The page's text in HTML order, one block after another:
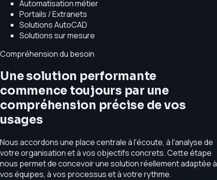
Automatisation métier
Portails / Extranets
Solutions AutoCAD
Solutions sur mesure
Compréhension du besoin
Une solution performante
commence toujours par une
compréhension précise de vos
usages
Nous accordons une place centrale à l'écoute, à l'analyse de
votre organisation et à vos objectifs concrets. Cette étape
nous permet de concevoir une solution réellement adaptée à
vos équipes, à vos processus et à votre rythme.